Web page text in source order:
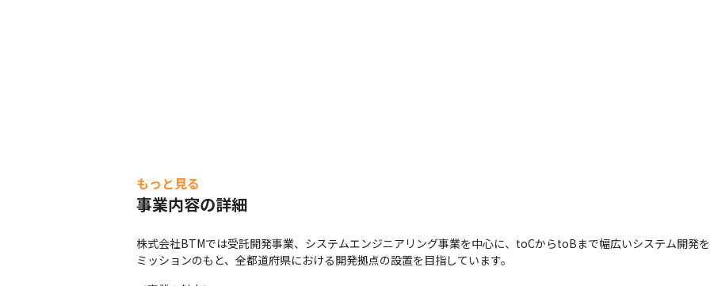
もっと見る
事業内容の詳細
株式会社BTMでは受託開発事業、システムエンジニアリング事業を中心に、toCからtoBまで幅広いシステム開発
ミッションのもと、全都道府県における開発拠点の設置を目指しています。